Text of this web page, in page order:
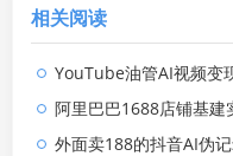
相关阅读
YouTube油管AI视频变现教程-更新：账号
阿里巴巴1688店铺基建实操课-8月更新；
外面卖188的抖音AI伪记录片赛道掘金全攻略-